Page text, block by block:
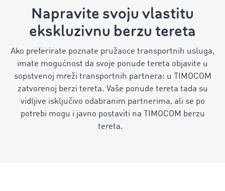
Napravite svoju vlastitu
ekskluzivnu berzu tereta
Ako preferirate poznate pružaoce transportnih usluga,
imate mogućnost da svoje ponude tereta objavite u
sopstvenoj mreži transportnih partnera: u TIMOCOM
zatvorenoj berzi tereta. Vaše ponude tereta tada su
vidljive isključivo odabranim partnerima, ali se po
potrebi mogu i javno postaviti na TIMOCOM berzu
tereta.